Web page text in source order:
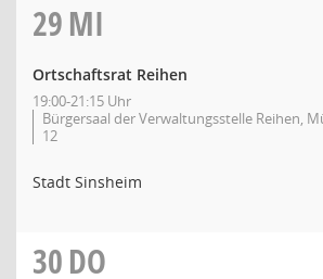
29MI
Ortschaftsrat Reihen
19:00-21:15 Uhr
Bürgersaal der Verwaltungsstelle Reihen,
12
Stadt Sinsheim
30DO